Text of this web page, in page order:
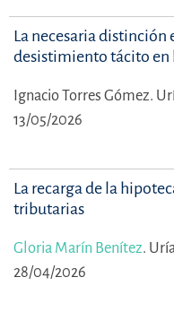
La necesaria distinción
desistimiento tácito en
Ignacio Torres Gómez.
13/05/2026
La recarga de la
tributarias
Gloria Marín Benítez.
28/04/2026